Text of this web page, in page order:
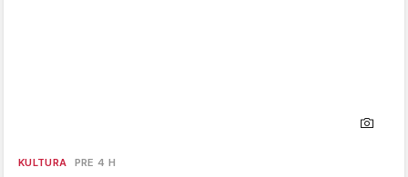
KULTURA PRE 4 H